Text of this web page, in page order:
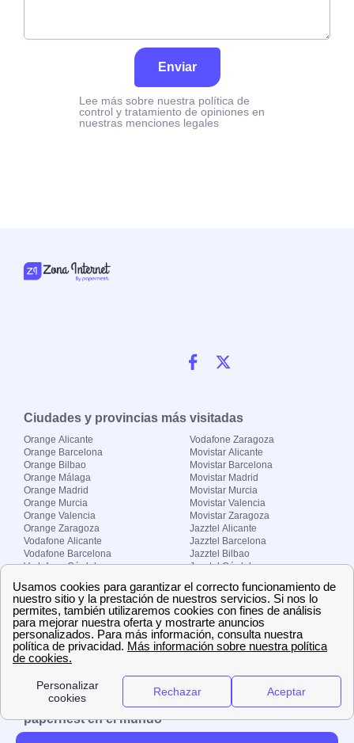
Enviar
Lee más sobre nuestra política de
control y tratamiento de opiniones en
nuestras menciones legales
Ciudades y provincias más visitadas
Orange Alicante
Orange Barcelona
Orange Bilbao
Orange Málaga
Orange Madrid
Orange Murcia
Orange Valencia
Orange Zaragoza
Vodafone Alicante
Vodafone Barcelona
Vodafone Córdoba
Vodafone Madrid
Vodafone Murcia
Vodafone Valencia
Vodafone Zaragoza
Movistar Alicante
Movistar Barcelona
Movistar Madrid
Movistar Murcia
Movistar Valencia
Movistar Zaragoza
Jazztel Alicante
Jazztel Barcelona
Jazztel Bilbao
Jazztel Córdoba
Jazztel Málaga
Jazztel Valencia
Jazztel Zaragoza
Sobre Zona-internet.com
¿Quiénes somos?
El grupo papernest
Aviso legal Nuestras ofertas de trabajo
papernest en el mundo